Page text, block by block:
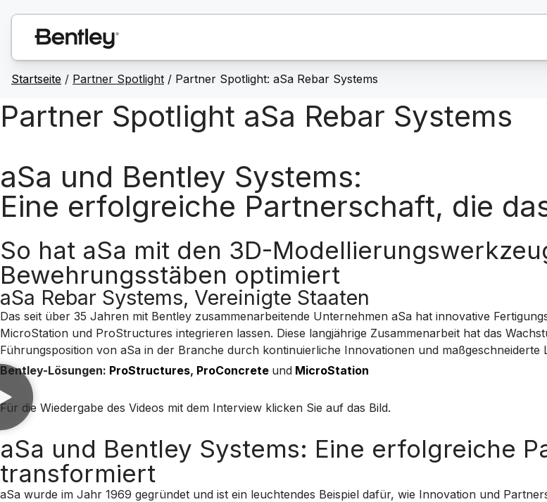
Startseite / Partner Spotlight / Partner Spotlight: aSa Rebar Systems
Partner Spotlight aSa Rebar Systems
aSa und Bentley Systems:
Eine erfolgreiche Partnerschaft, die
So hat aSa mit den 3D-
Bewehrungsstäben optimiert
aSa Rebar Systems, Vereinigte Staaten
Das seit über 35 Jahren mit Bentley zusammenarbeitende Unternehmen aSa hat innovative
MicroStation und ProStructures integrieren lassen. Diese langjährige Zusammenarbeit hat das
Führungsposition von aSa in der Branche durch kontinuierliche Innovationen und maßgeschneiderte
Bentley-Lösungen: ProStructures, ProConcrete und MicroStation
Für die Wiedergabe des Videos mit dem Interview klicken Sie auf das Bild.
aSa und Bentley Systems: Eine erfolgreiche
transformiert
aSa wurde im Jahr 1969 gegründet und ist ein leuchtendes Beispiel dafür, wie Innovation und